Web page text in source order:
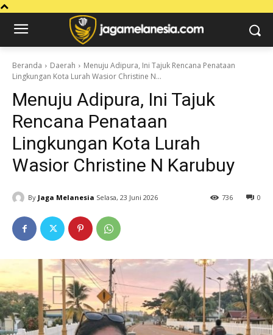
Beranda Daerah
Menuju Adipura, Ini Tajuk Rencana Penataan
Lingkungan Kota Lurah Wasior Christine N...
Menuju Adipura, Ini Tajuk
Rencana Penataan
Lingkungan Kota Lurah
Wasior Christine N Karubuy
By Jaga Melanesia Selasa, 23 Juni 2026 0
736